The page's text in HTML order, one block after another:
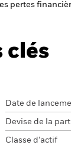
pertes
clés
Date de
Devise de la part
Classe d’actif